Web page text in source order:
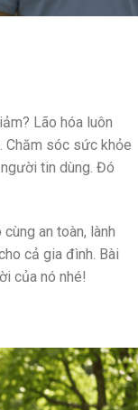
Lão hóa luôn
Chăm sóc sức khỏe
tin dùng. Đó
an toàn, lành
cả gia đình. Bài
của nó nhé!